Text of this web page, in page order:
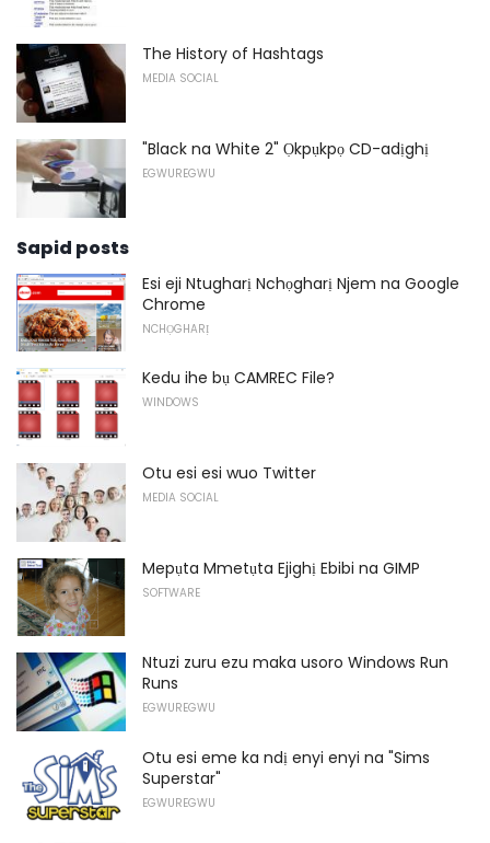
The History of Hashtags
MEDIA SOCIAL
"Black na White 2" Ọkpụkpọ CD-adịghị
EGWUREGWU
Sapid posts
Esi eji Ntugharị Nchọgharị Njem na Google
Chrome
NCHỌGHARỊ
Kedu ihe bụ CAMREC File?
WINDOWS
Otu esi esi wuo Twitter
MEDIA SOCIAL
Mepụta Mmetụta Ejighị Ebibi na GIMP
SOFTWARE
Ntuzi zuru ezu maka usoro Windows Run
Runs
EGWUREGWU
Otu esi eme ka ndị enyi enyi na "Sims
Superstar"
EGWUREGWU